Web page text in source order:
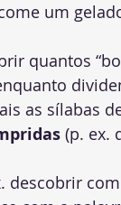
um
quantos
as sílabas
(p. ex.
descobrir